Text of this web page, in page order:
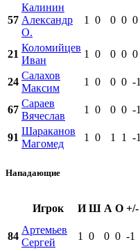
57
Калинин
Александр
О.
1 0 0 0 0
21
Коломийцев
Иван
1 0 0 0 0
24
Салахов
Максим
1 0 0 0 -1
67
Сараев
Вячеслав
1 0 0 0 -1
91
Шараканов
Магомед
1 0 1 1 -1
Нападающие
Игрок И Ш А О +/-
84
Артемьев
Сергей
1 0 0 0 -1